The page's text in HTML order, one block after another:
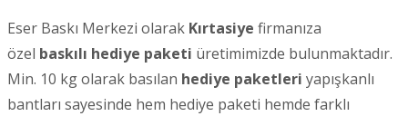
Eser Baskı Merkezi olarak Kırtasiye firmanıza
özel baskılı hediye paketi üretimimizde bulunmaktadır.
Min. 10 kg olarak basılan hediye paketleri yapışkanlı
bantları sayesinde hem hediye paketi hemde farklı